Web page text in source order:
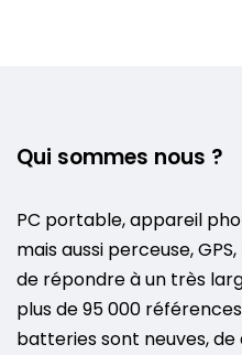
Qui sommes nous ?
PC portable, appareil
mais aussi perceuse,
de répondre à un très
plus de 95 000
batteries sont neuves, de